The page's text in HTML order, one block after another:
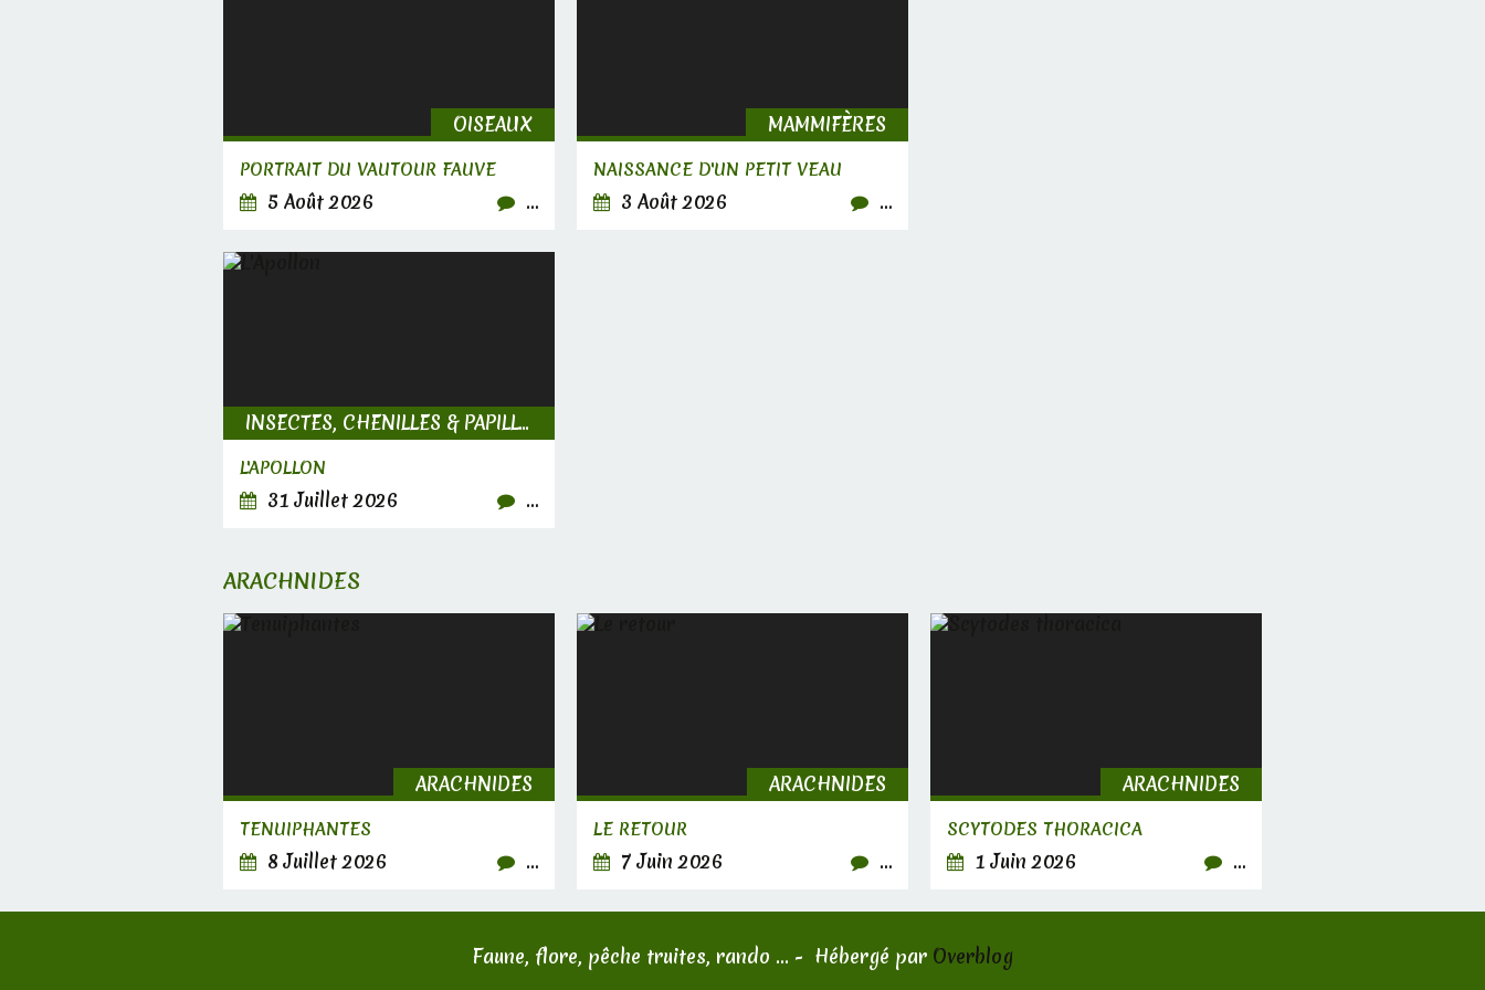
OISEAUX
PORTRAIT DU VAUTOUR FAUVE
5 Août 2026 …
MAMMIFÈRES
NAISSANCE D'UN PETIT VEAU
3 Août 2026 …
INSECTES, CHENILLES & PAPILLONS
L'APOLLON
31 Juillet 2026 …
ARACHNIDES
ARACHNIDES
TENUIPHANTES
8 Juillet 2026 …
ARACHNIDES
LE RETOUR
7 Juin 2026 …
ARACHNIDES
SCYTODES THORACICA
1 Juin 2026 …
Faune, flore, pêche truites, rando ... - Hébergé par Overblog